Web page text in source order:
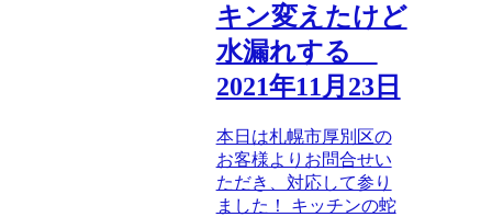
キン変えたけど
水漏れする
2021年11月23日
本日は札幌市厚別区の
お客様よりお問合せい
ただき、対応して参り
ました！ キッチンの蛇